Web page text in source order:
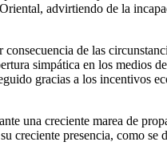
advirtiendo de la
de las
simpática en los medios
gracias a los incentivos
una creciente marea de
creciente presencia, como se